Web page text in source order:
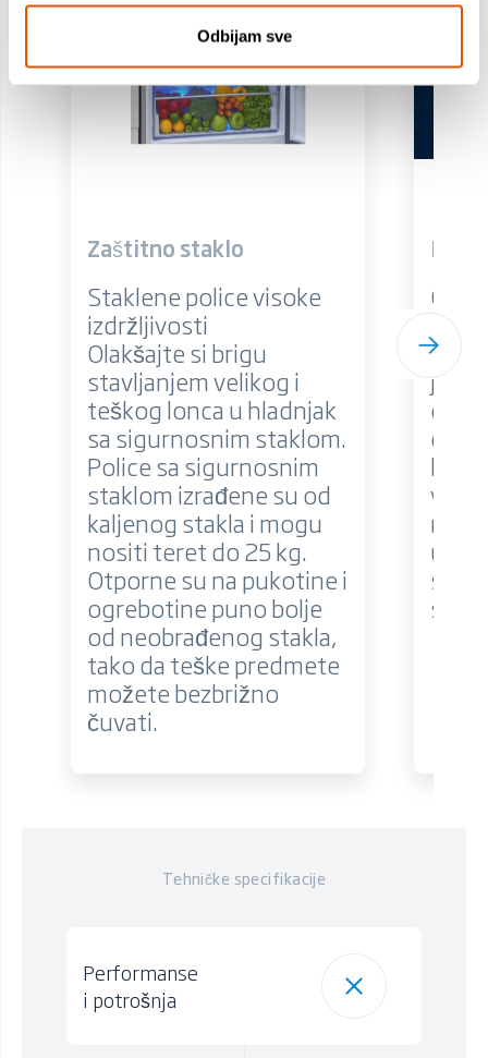
Odbijam sve
Zaštitno staklo
Staklene police visoke
izdržljivosti
Olakšajte si brigu
stavljanjem velikog i
teškog lonca u hladnjak
sa sigurnosnim staklom.
Police sa sigurnosnim
staklom izrađene su od
kaljenog stakla i mogu
nositi teret do 25 kg.
Otporne su na pukotine i
ogrebotine puno bolje
od neobrađenog stakla,
tako da teške predmete
možete bezbrižno
čuvati.
je
u
Tehničke specifikacije
Performanse
i potrošnja